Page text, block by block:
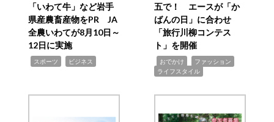
「いわて牛」など岩手
県産農畜産物をPR JA
全農いわてが8月10日～
12日に実施
スポーツ ビジネス
五で！ エースが「か
ばんの日」に合わせ
「旅行川柳コンテス
ト」を開催
おでかけ ファッション
ライフスタイル